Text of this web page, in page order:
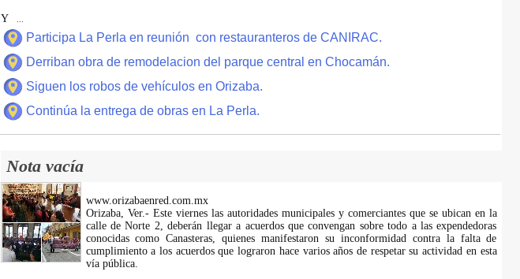
Y
Participa La Perla en reunión con restauranteros de CANIRAC.
Derriban obra de remodelacion del parque central en Chocamán.
Siguen los robos de vehículos en Orizaba.
Continúa la entrega de obras en La Perla.
Nota vacía
www.orizabaenred.com.mx
Orizaba, Ver.- Este viernes las autoridades municipales y comerciantes que se ubican en la
calle de Norte 2, deberán llegar a acuerdos que convengan sobre todo a las expendedoras
conocidas como Canasteras, quienes manifestaron su inconformidad contra la falta de
cumplimiento a los acuerdos que lograron hace varios años de respetar su actividad en esta
vía pública.